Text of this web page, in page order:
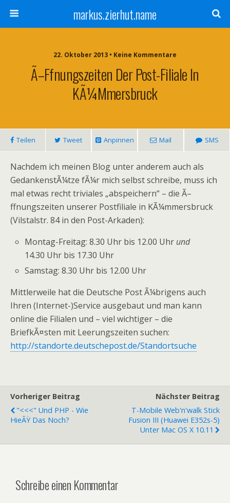
markus.zierhut.name
22. Oktober 2013 • Keine Kommentare
Ã–Ffnungszeiten Der Post-Filiale In
KÃ¼mmersbruck
Teilen Tweet Anpinnen Mail SMS
Nachdem ich meinen Blog unter anderem auch als
GedankenstÃ¼tze fÃ¼r mich selbst schreibe, muss ich
mal etwas recht triviales „abspeichern“ – die Ã–
ffnungszeiten unserer Postfiliale in KÃ¼mmersbruck
(Vilstalstr. 84 in den Post-Arkaden):
Montag-Freitag: 8.30 Uhr bis 12.00 Uhr und
14.30 Uhr bis 17.30 Uhr
Samstag: 8.30 Uhr bis 12.00 Uhr
Mittlerweile hat die Deutsche Post Ã¼brigens auch
Ihren (Internet-)Service ausgebaut und man kann
online die Filialen und – viel wichtiger – die
BriefkÃ¤sten mit Leerungszeiten suchen:
http://standorte.deutschepost.de/Standortsuche
Vorheriger Beitrag
"<<<" Und PHP - Wie
HieÃŸ Das Noch?
Nächster Beitrag
T-Mobile Web'n'walk Stick
Fusion III (Huawei E352s-5)
Unter Mac OS X 10.11
Schreibe einen Kommentar